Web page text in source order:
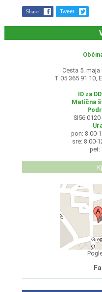
Share Tweet
Cesta 5. maja
T 05 365 91 10, E
ID za
Matična
SI56
pon: 8.00-
sre: 8.00-
pet: